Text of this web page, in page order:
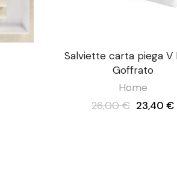
Salviette carta piega V
Goffrato
Home
26,00 € 23,40 €